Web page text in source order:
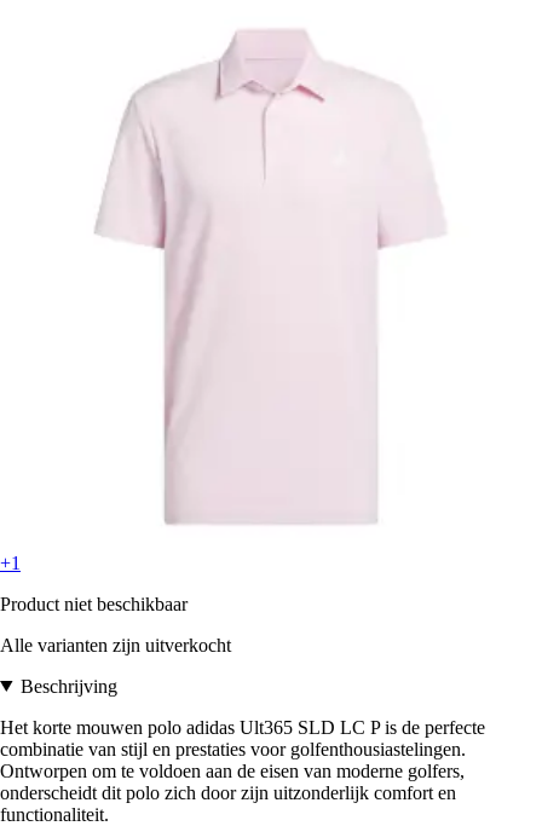
+1
Product niet beschikbaar
Alle varianten zijn uitverkocht
Beschrijving
Het korte mouwen polo adidas Ult365 SLD LC P is de perfecte
combinatie van stijl en prestaties voor golfenthousiastelingen.
Ontworpen om te voldoen aan de eisen van moderne golfers,
onderscheidt dit polo zich door zijn uitzonderlijk comfort en
functionaliteit.